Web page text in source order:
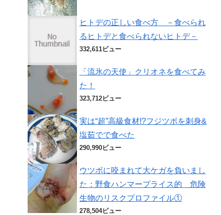
ヒトデの正しい食べ方 －食べられ
るヒトデと食べられないヒトデ－
332,611ビュー
「流氷の天使」クリオネを食べてみ
た！
323,712ビュー
実は“超”高級食材!?フジツボを刺身&
塩茹でで食べた
290,990ビュー
ウツボに咬まれて大ケガを負いまし
た：野食ハンマープライス的 危険
生物のリスクプロファイル①
278,504ビュー